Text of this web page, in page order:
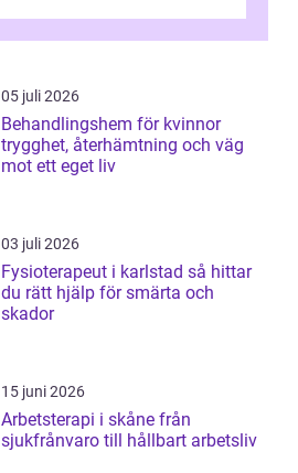
05 juli 2026
Behandlingshem för kvinnor
trygghet, återhämtning och väg
mot ett eget liv
03 juli 2026
Fysioterapeut i karlstad så hittar
du rätt hjälp för smärta och
skador
15 juni 2026
Arbetsterapi i skåne från
sjukfrånvaro till hållbart arbetsliv